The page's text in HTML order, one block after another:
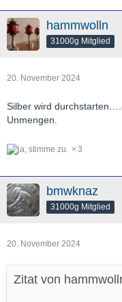
hammwolln
31000g Mitglied
20. November 2024
Silber wird
Unmengen.
3
bmwknaz
31000g Mitglied
20. November 2024
Zitat von